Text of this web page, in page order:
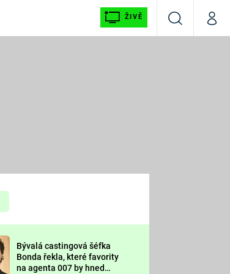
ŽIVĚ
VyhledáváníMůj
Prima LAJK
Sledujte nás
Bývalá castingová šéfka
Bonda řekla, které favority
na agenta 007 by hned